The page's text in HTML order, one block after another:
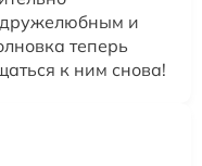
и
теперь
к ним снова!